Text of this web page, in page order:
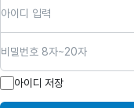
아이디 저장